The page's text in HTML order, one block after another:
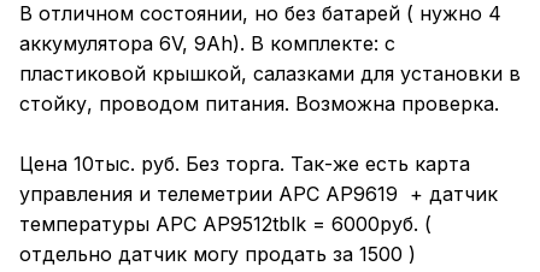
В отличном состоянии, но без батарей ( нужно 4
аккумулятора 6V, 9Ah). В комплекте: с
пластиковой крышкой, салазками для установки в
стойку, проводом питания. Возможна проверка.
Цена 10тыс. руб. Без торга. Так-же есть карта
управления и телеметрии APC AP9619 + датчик
температуры APC AP9512tblk = 6000руб. (
отдельно датчик могу продать за 1500 )